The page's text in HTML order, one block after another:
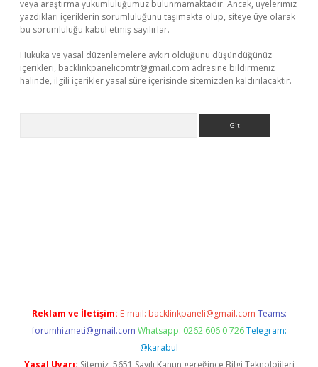
veya araştırma yükümlülüğümüz bulunmamaktadır. Ancak, üyelerimiz
yazdıkları içeriklerin sorumluluğunu taşımakta olup, siteye üye olarak
bu sorumluluğu kabul etmiş sayılırlar.
Hukuka ve yasal düzenlemelere aykırı olduğunu düşündüğünüz
içerikleri, backlinkpanelicomtr@gmail.com adresine bildirmeniz
halinde, ilgili içerikler yasal süre içerisinde sitemizden kaldırılacaktır.
Reklam ve İletişim: E-mail: backlinkpaneli@gmail.com Teams:
forumhizmeti@gmail.com Whatsapp: 0262 606 0 726 Telegram:
@karabul
Yasal Uyarı: Sitemiz, 5651 Sayılı Kanun gereğince Bilgi Teknolojileri